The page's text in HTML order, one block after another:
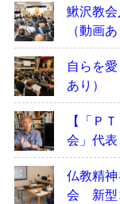
鰍沢教
（動画あ
自らを
あり）
【「Ｐ
会」代
仏教精
会 新型